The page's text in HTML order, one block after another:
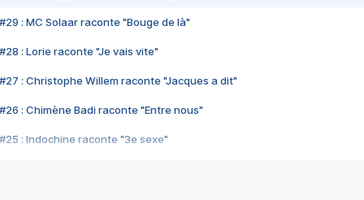
#29 : MC Solaar raconte "Bouge de là"
#28 : Lorie raconte "Je vais vite"
#27 : Christophe Willem raconte "Jacques a dit"
#26 : Chimène Badi raconte "Entre nous"
#25 : Indochine raconte "3e sexe"